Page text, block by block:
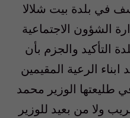
في بلدة بيت شلالا
وزارة الشؤون الاجتماعية
التأكيد والجزم بأن
الرعية المقيمين
طليعتها الوزير محمد
ولا من بعيد للوزير